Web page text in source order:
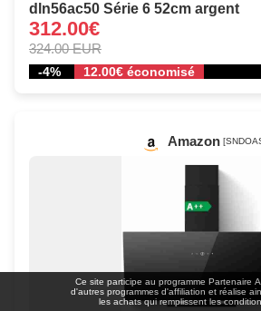
dln56ac50 Série 6 52cm argent
312.00€
324.00 EUR
-4% 12.00€ économisé
Amazon
Ce site participe au programme Partenaire
d'autres programmes d'affiliation et réalise
les achats qui remplissent les